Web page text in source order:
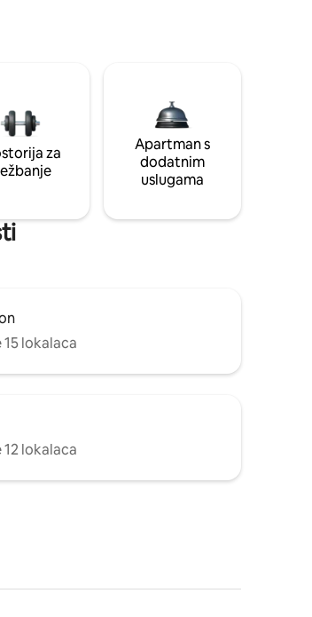
za
Apartman s
dodatnim
uslugama
lokalaca
lokalaca